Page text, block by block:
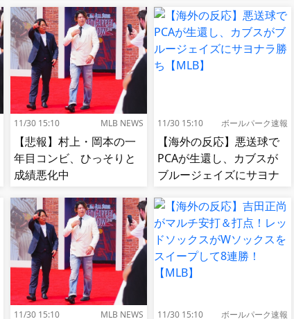
11/30 15:10 MLB NEWS
【悲報】村上・岡本の一
年目コンビ、ひっそりと
成績悪化中
11/30 15:10 ボールパーク速報
【海外の反応】悪送球で
PCAが生還し、カブスが
ブルージェイズにサヨナ
11/30 15:10 MLB NEWS 11/30 15:10 ボールパーク速報